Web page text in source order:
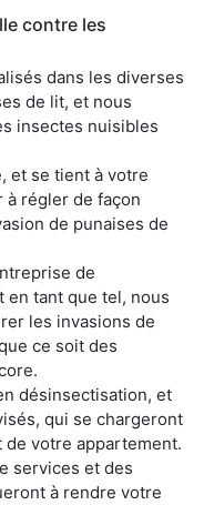
contre les
dans les diverses
de lit, et nous
insectes nuisibles
et se tient à votre
régler de façon
de punaises de
de
tant que tel, nous
les invasions de
ce soit des
désinsectisation, et
qui se chargeront
votre appartement.
services et des
à rendre votre